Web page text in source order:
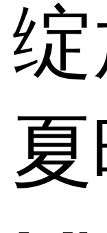
绽